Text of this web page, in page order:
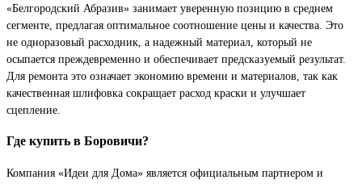
«Белгородский Абразив» занимает уверенную позицию в среднем
сегменте, предлагая оптимальное соотношение цены и качества. Это
не одноразовый расходник, а надежный материал, который не
осыпается преждевременно и обеспечивает предсказуемый результат.
Для ремонта это означает экономию времени и материалов, так как
качественная шлифовка сокращает расход краски и улучшает
сцепление.
Где купить в Боровичи?
Компания «Идеи для Дома» является официальным партнером и